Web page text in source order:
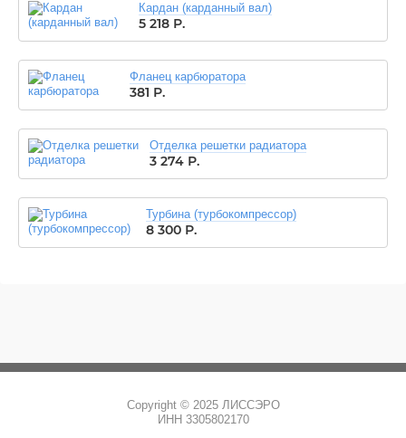
Кардан (карданный вал)
5 218Р.
Фланец карбюратора
381 Р.
Отделка решетки радиатора
3 274Р.
Турбина (турбокомпрессор)
8 300 Р.
Copyright © 2025 ЛИССЭРО
ИНН 3305802170